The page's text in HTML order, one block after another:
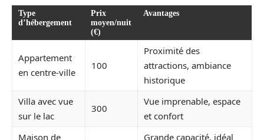
Type
d’hébergement
Prix
moyen/nuit
(€)
Avantages
Appartement
en centre-ville
100
Proximité des
attractions, ambiance
historique
Villa avec vue
sur le lac
300
Vue imprenable, espace
et confort
Maison de
Grande capacité, idéal